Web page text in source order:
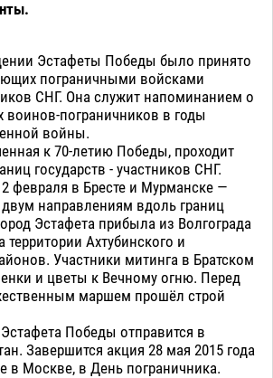
Эстафеты Победы было принято
пограничными войсками
СНГ. Она служит напоминанием о
воинов-пограничников в годы
войны.
к 70-летию Победы, проходит
государств - участников СНГ.
февраля в Бресте и Мурманске —
направлениям вдоль границ
Эстафета прибыла из Волгограда
Ахтубинского и
Участники митинга в Братском
и цветы к Вечному огню. Перед
маршем прошёл строй
Победы отправится в
Завершится акция 28 мая 2015 года
в Москве, в День пограничника.